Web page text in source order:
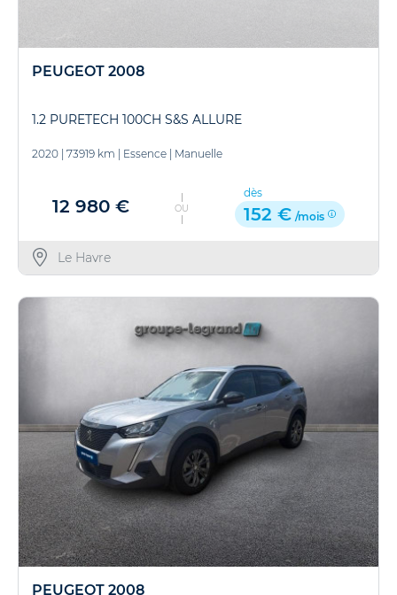
PEUGEOT 2008
1.2 PURETECH 100CH S&S ALLURE
2020 73919 km Essence Manuelle
12 980 € OU
dès
152 € /mois
Le Havre
PEUGEOT 2008